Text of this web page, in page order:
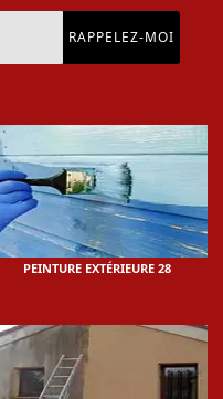
PEINTURE EXTÉRIEURE 28